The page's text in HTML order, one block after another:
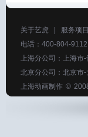
关于艺虎 服务项目
电话：400-804-
上海分公司：上海市
北京分公司：北京市
上海动画制作 ©